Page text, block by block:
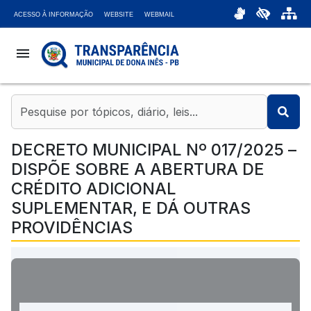
ACESSO À INFORMAÇÃO WEBSITE WEBMAIL
menu
coronavirus
account_balance
chat_bubble
headset_mic
attach_money
bar_chart
DECRETO MUNICIPAL Nº 017/2025 –
DISPÕE SOBRE A ABERTURA DE
CRÉDITO ADICIONAL
SUPLEMENTAR, E DÁ OUTRAS
PROVIDÊNCIAS